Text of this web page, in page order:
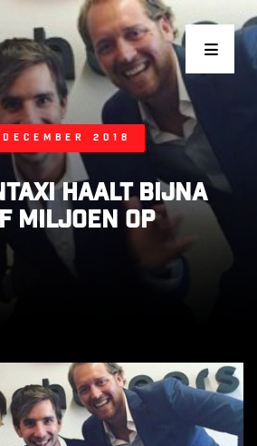
december 2018
haalt bijna
miljoen op